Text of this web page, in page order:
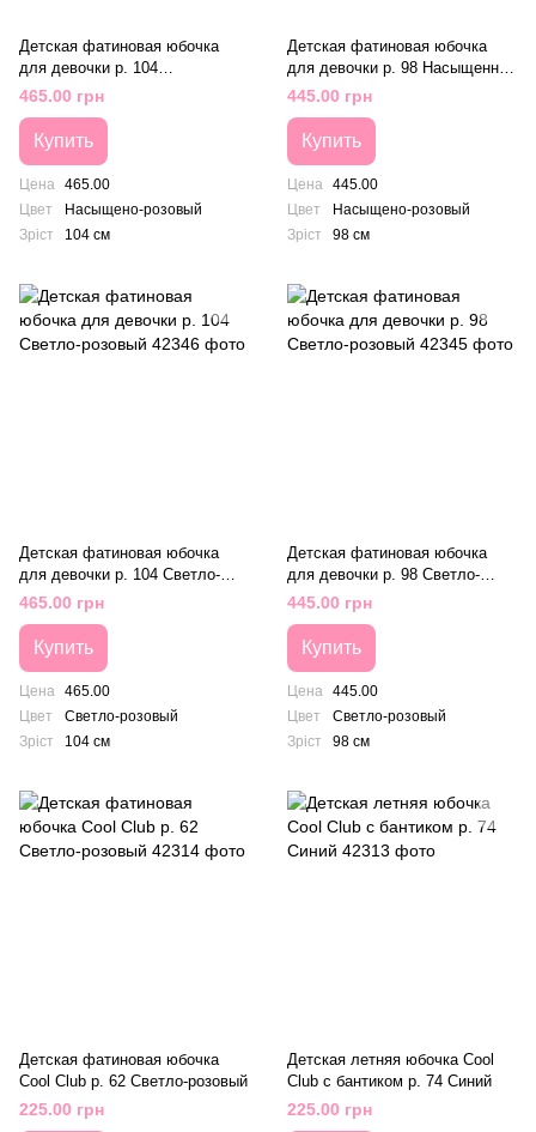
Детская фатиновая юбочка
для девочки р. 104
Насыщенно-розовый
465.00 грн
Купить
Цена 465.00
Цвет
Насыщено-розовый
Зріст
104 см
Детская фатиновая юбочка
для девочки р. 98 Насыщенно-
розовый
445.00 грн
Купить
Цена 445.00
Цвет
Насыщено-розовый
Зріст
98 см
Детская фатиновая юбочка
для девочки р. 104 Светло-
розовый
465.00 грн
Купить
Цена 465.00
Цвет
Светло-розовый
Зріст
104 см
Детская фатиновая юбочка
для девочки р. 98 Светло-
розовый
445.00 грн
Купить
Цена 445.00
Цвет
Светло-розовый
Зріст
98 см
Детская фатиновая юбочка
Cool Club р. 62 Светло-розовый
225.00 грн
Детская летняя юбочка Cool
Club с бантиком р. 74 Синий
225.00 грн